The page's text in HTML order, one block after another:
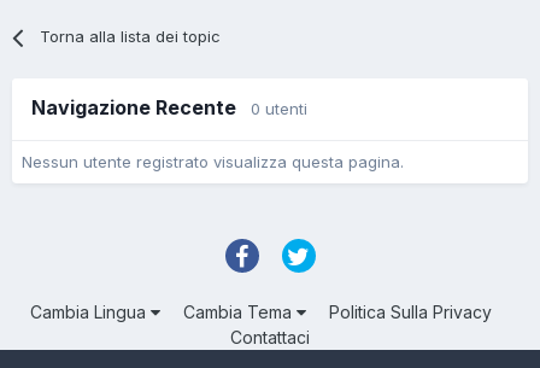
Torna alla lista dei topic
Navigazione Recente 0 utenti
Nessun utente registrato visualizza questa pagina.
Cambia Lingua Cambia Tema
Politica Sulla Privacy
Contattaci